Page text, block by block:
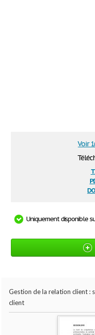
Voir
Uniquement disponible
Gestion de la relation client :
client